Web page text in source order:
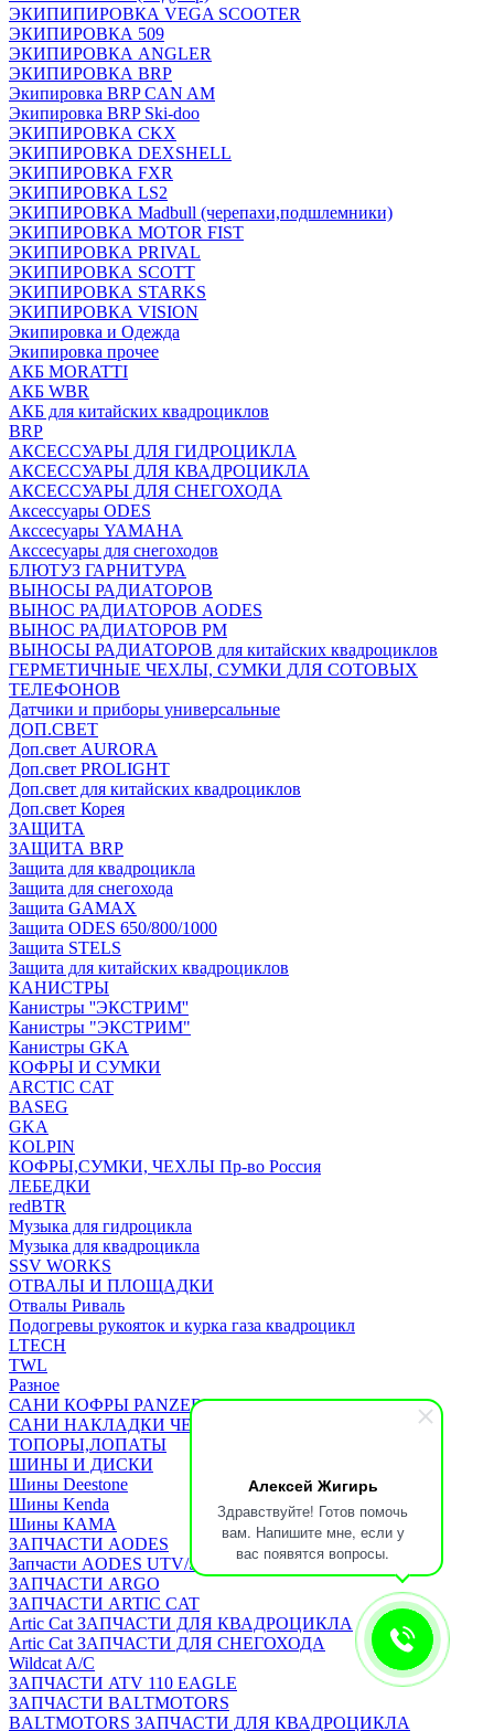
Алексей Жигирь
Здравствуйте! Готов помочь
вам. Напишите мне, если у
вас появятся вопросы.
ЭКИПИПИРОВКА VEGA SCOOTER
ЭКИПИРОВКА 509
ЭКИПИРОВКА ANGLER
ЭКИПИРОВКА BRP
Экипировка BRP CAN AM
Экипировка BRP Ski-doo
ЭКИПИРОВКА CKX
ЭКИПИРОВКА DEXSHELL
ЭКИПИРОВКА FXR
ЭКИПИРОВКА LS2
ЭКИПИРОВКА Madbull (черепахи,подшлемники)
ЭКИПИРОВКА MOTOR FIST
ЭКИПИРОВКА PRIVAL
ЭКИПИРОВКА SCOTT
ЭКИПИРОВКА STARKS
ЭКИПИРОВКА VISION
Экипировка и Одежда
Экипировка прочее
АКБ MORATTI
АКБ WBR
АКБ для китайских квадроциклов
BRP
АКСЕССУАРЫ ДЛЯ ГИДРОЦИКЛА
АКСЕССУАРЫ ДЛЯ КВАДРОЦИКЛА
АКСЕССУАРЫ ДЛЯ СНЕГОХОДА
Аксессуары ODES
Акссесуары YAMAHA
Акссесуары для снегоходов
БЛЮТУЗ ГАРНИТУРА
ВЫНОСЫ РАДИАТОРОВ
ВЫНОС РАДИАТОРОВ AODES
ВЫНОС РАДИАТОРОВ РМ
ВЫНОСЫ РАДИАТОРОВ для китайских квадроциклов
ГЕРМЕТИЧНЫЕ ЧЕХЛЫ, СУМКИ ДЛЯ СОТОВЫХ
ТЕЛЕФОНОВ
Датчики и приборы универсальные
ДОП.СВЕТ
Доп.свет AURORA
Доп.свет PROLIGHT
Доп.свет для китайских квадроциклов
Доп.свет Корея
ЗАЩИТА
ЗАЩИТА BRP
Защита для квадроцикла
Защита для снегохода
Защита GAMAX
Защита ODES 650/800/1000
Защита STELS
Защита для китайских квадроциклов
КАНИСТРЫ
Канистры ''ЭКСТРИМ''
Канистры "ЭКСТРИМ"
Канистры GKA
КОФРЫ И СУМКИ
ARCTIC CAT
BASEG
GKA
KOLPIN
КОФРЫ,СУМКИ, ЧЕХЛЫ Пр-во Россия
ЛЕБЕДКИ
redBTR
Музыка для гидроцикла
Музыка для квадроцикла
SSV WORKS
ОТВАЛЫ И ПЛОЩАДКИ
Отвалы Риваль
Подогревы рукояток и курка газа квадроцикл
LTECH
TWL
Разное
САНИ КОФРЫ PANZERBOX
САНИ НАКЛАДКИ ЧЕХЛЫ Бьюско
ТОПОРЫ,ЛОПАТЫ
ШИНЫ И ДИСКИ
Шины Deestone
Шины Kenda
Шины КАМА
ЗАПЧАСТИ AODES
Запчасти AODES UTV/SSV
ЗАПЧАСТИ ARGO
ЗАПЧАСТИ ARTIC CAT
Artic Cat ЗАПЧАСТИ ДЛЯ КВАДРОЦИКЛА
Artic Cat ЗАПЧАСТИ ДЛЯ СНЕГОХОДА
Wildcat A/C
ЗАПЧАСТИ ATV 110 EAGLE
ЗАПЧАСТИ BALTMOTORS
BALTMOTORS ЗАПЧАСТИ ДЛЯ КВАДРОЦИКЛА